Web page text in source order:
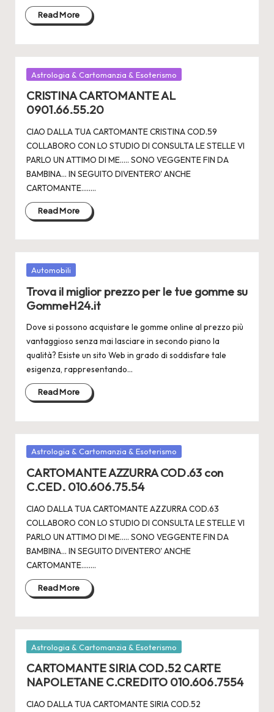
Read More
Posted
Astrologia & Cartomanzia & Esoterismo
CRISTINA CARTOMANTE AL
0901.66.55.20
CIAO DALLA TUA CARTOMANTE CRISTINA COD.59
COLLABORO CON LO STUDIO DI CONSULTA LE STELLE VI
PARLO UN ATTIMO DI ME..... SONO VEGGENTE FIN DA
BAMBINA... IN SEGUITO DIVENTERO' ANCHE
CARTOMANTE.....…
Read More
Posted
Automobili
Trova il miglior prezzo per le tue gomme su
GommeH24.it
Dove si possono acquistare le gomme online al prezzo più
vantaggioso senza mai lasciare in secondo piano la
qualità? Esiste un sito Web in grado di soddisfare tale
esigenza, rappresentando…
Read More
Posted
Astrologia & Cartomanzia & Esoterismo
CARTOMANTE AZZURRA COD.63 con
C.CED. 010.606.75.54
CIAO DALLA TUA CARTOMANTE AZZURRA COD.63
COLLABORO CON LO STUDIO DI CONSULTA LE STELLE VI
PARLO UN ATTIMO DI ME..... SONO VEGGENTE FIN DA
BAMBINA... IN SEGUITO DIVENTERO' ANCHE
CARTOMANTE.....…
Read More
Posted
Astrologia & Cartomanzia & Esoterismo
CARTOMANTE SIRIA COD.52 CARTE
NAPOLETANE C.CREDITO 010.606.7554
CIAO DALLA TUA CARTOMANTE SIRIA COD.52